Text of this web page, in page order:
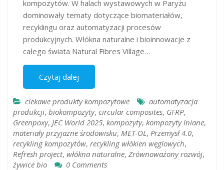
kompozytów. W halach wystawowych w Paryżu
dominowały tematy dotyczące biomateriałów,
recyklingu oraz automatyzacji procesów
produkcyjnych. Włókna naturalne i bioinnowacje z
całego świata Natural Fibres Village…
Czytaj dalej
ciekawe produkty kompozytowe
automatyzacja
produkcji, biokompozyty, circular composites, GFRP,
Greenpoxy, JEC World 2025, kompozyty, kompozyty lniane,
materiały przyjazne środowisku, MET-OL, Przemysł 4.0,
recykling kompozytów, recykling włókien węglowych,
Refresh project, włókna naturalne, Zrównoważony rozwój,
żywice bio
0 Comments